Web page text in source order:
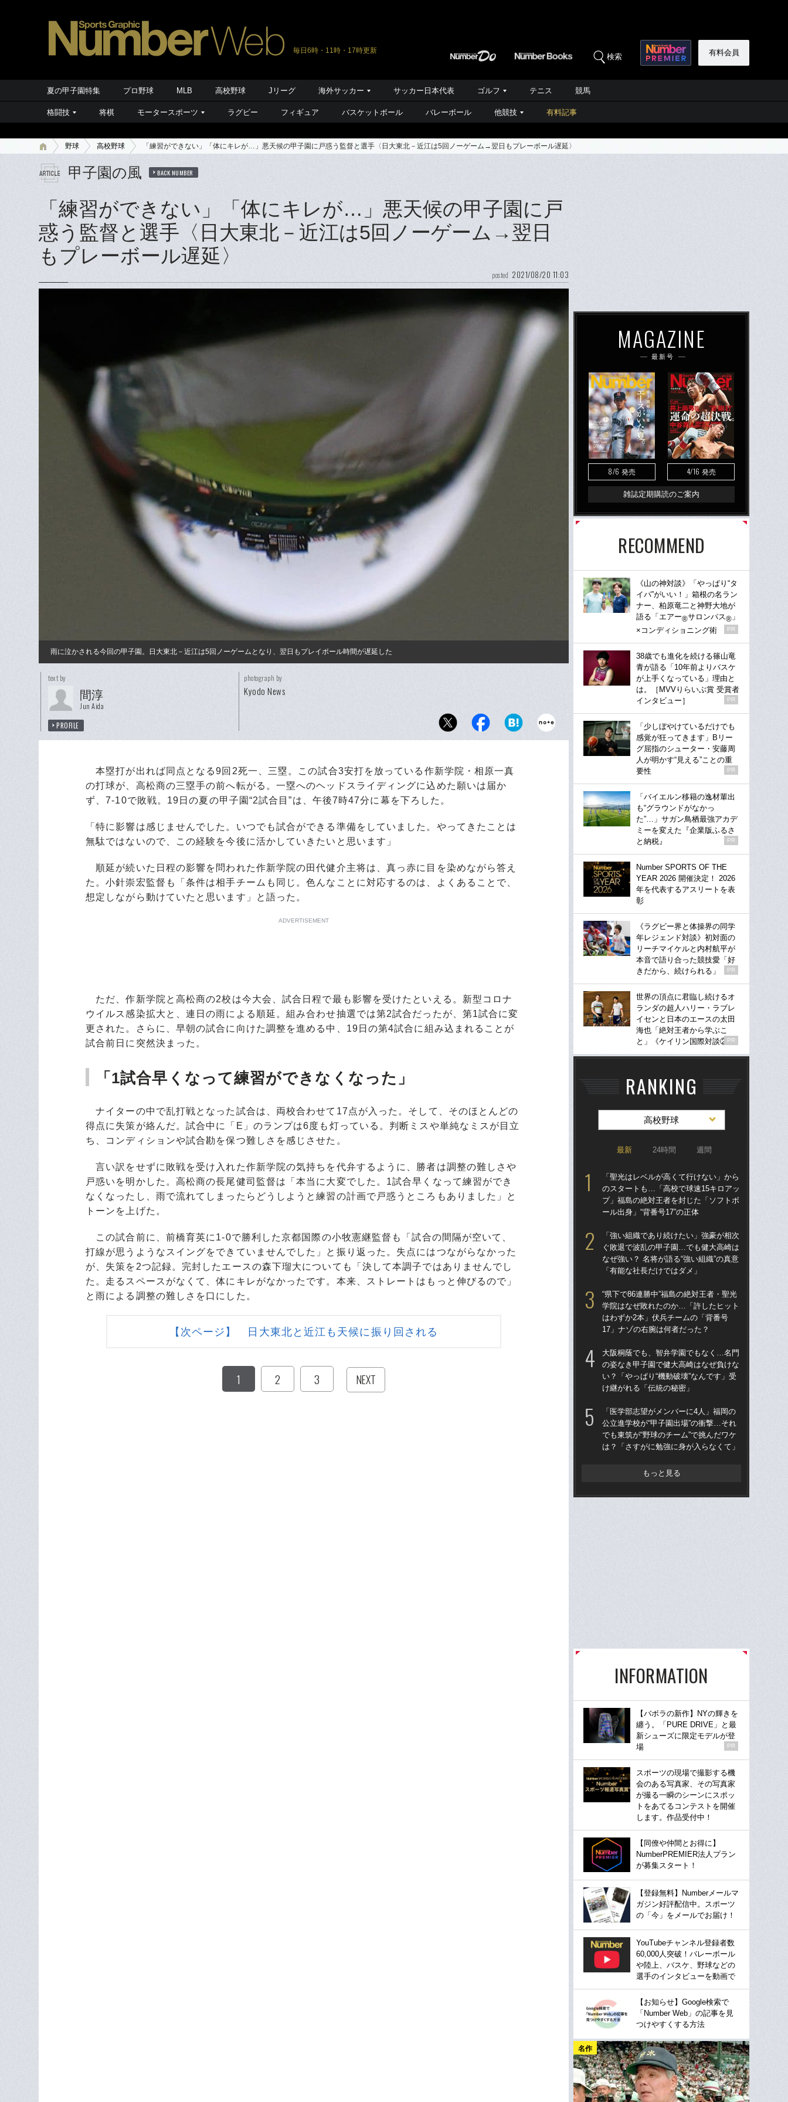
毎日6時・11時・17時更新
検索 有料会員
夏の甲子園特集 プロ野球 MLB 高校野球 Jリーグ 海外サッカー サッカー日本代表 ゴルフ テニス 競馬
格闘技 将棋 モータースポーツ ラグビー フィギュア バスケットボール バレーボール 他競技 有料記事
野球 高校野球 「練習ができない」「体にキレが…」悪天候の甲子園に戸惑う監督と選手〈日大東北－近江は5回ノーゲーム→翌日もプレーボール遅延〉
甲子園の風 BACK NUMBER
「練習ができない」「体にキレが…」悪天候の甲子園に戸
惑う監督と選手〈日大東北－近江は5回ノーゲーム→翌日
もプレーボール遅延〉
posted 2021/08/20 11:03
雨に泣かされる今回の甲子園。日大東北－近江は5回ノーゲームとなり、翌日もプレイボール時間が遅延した
text by
間淳
Jun Aida
PROFILE
photograph by
Kyodo News
本塁打が出れば同点となる9回2死一、三塁。この試合3安打を放っている作新学院・相原一真
の打球が、高松商の三塁手の前へ転がる。一塁へのヘッドスライディングに込めた願いは届か
ず、7-10で敗戦。19日の夏の甲子園“2試合目”は、午後7時47分に幕を下ろした。
「特に影響は感じませんでした。いつでも試合ができる準備をしていました。やってきたことは
無駄ではないので、この経験を今後に活かしていきたいと思います」
順延が続いた日程の影響を問われた作新学院の田代健介主将は、真っ赤に目を染めながら答え
た。小針崇宏監督も「条件は相手チームも同じ。色んなことに対応するのは、よくあることで、
想定しながら動けていたと思います」と語った。
ADVERTISEMENT
ただ、作新学院と高松商の2校は今大会、試合日程で最も影響を受けたといえる。新型コロナ
ウイルス感染拡大と、連日の雨による順延。組み合わせ抽選では第2試合だったが、第1試合に変
更された。さらに、早朝の試合に向けた調整を進める中、19日の第4試合に組み込まれることが
試合前日に突然決まった。
「1試合早くなって練習ができなくなった」
ナイターの中で乱打戦となった試合は、両校合わせて17点が入った。そして、そのほとんどの
得点に失策が絡んだ。試合中に「E」のランプは6度も灯っている。判断ミスや単純なミスが目立
ち、コンディションや試合勘を保つ難しさを感じさせた。
言い訳をせずに敗戦を受け入れた作新学院の気持ちを代弁するように、勝者は調整の難しさや
戸惑いを明かした。高松商の長尾健司監督は「本当に大変でした。1試合早くなって練習ができ
なくなったし、雨で流れてしまったらどうしようと練習の計画で戸惑うところもありました」と
トーンを上げた。
この試合前に、前橋育英に1-0で勝利した京都国際の小牧憲継監督も「試合の間隔が空いて、
打線が思うようなスイングをできていませんでした」と振り返った。失点にはつながらなかった
が、失策を2つ記録。完封したエースの森下瑠大についても「決して本調子ではありませんでし
た。走るスペースがなくて、体にキレがなかったです。本来、ストレートはもっと伸びるので」
と雨による調整の難しさを口にした。
【次ページ】 日大東北と近江も天候に振り回される
1 2 3 NEXT
MAGAZINE
最新号
8/6 発売 4/16 発売
雑誌定期購読のご案内
RECOMMEND
《山の神対談》「やっぱり“タ
イパ”がいい！」箱根の名ラン
ナー、柏原竜二と神野大地が
語る「エアー®サロンパス® 」
×コンディショニング術
PR
38歳でも進化を続ける篠山竜
青が語る「10年前よりバスケ
が上手くなっている」理由と
は。［MVVりらいぶ賞 受賞者
インタビュー］
PR
「少しぼやけているだけでも
感覚が狂ってきます」Bリー
グ屈指のシューター・安藤周
人が明かす“見える”ことの重
要性
PR
「バイエルン移籍の逸材輩出
も“グラウンドがなかっ
た”…」サガン鳥栖最強アカデ
ミーを変えた『企業版ふるさ
と納税』
PR
Number SPORTS OF THE
YEAR 2026 開催決定！ 2026
年を代表するアスリートを表
彰
《ラグビー界と体操界の同学
年レジェンド対談》初対面の
リーチマイケルと内村航平が
本音で語り合った競技愛「好
きだから、続けられる」
PR
世界の頂点に君臨し続けるオ
ランダの超人ハリー・ラブレ
イセンと日本のエースの太田
海也「絶対王者から学ぶこ
と」《ケイリン国際対談②》
PR
RANKING
高校野球
最新 24時間 週間
「聖光はレベルが高くて行けない」から
のスタートも…「高校で球速15キロアッ
プ」福島の絶対王者を封じた「ソフトボ
ール出身」“背番号17”の正体
「強い組織であり続けたい」強豪が相次
ぐ敗退で波乱の甲子園…でも健大高崎は
なぜ強い？ 名将が語る“強い組織”の真意
「有能な社長だけではダメ」
“県下で86連勝中”福島の絶対王者・聖光
学院はなぜ敗れたのか…「許したヒット
はわずか2本」伏兵チームの「背番号
17」ナゾの右腕は何者だった？
大阪桐蔭でも、智弁学園でもなく…名門
の姿なき甲子園で健大高崎はなぜ負けな
い？「やっぱり“機動破壊”なんです」受
け継がれる「伝統の秘密」
「医学部志望がメンバーに4人」福岡の
公立進学校が“甲子園出場”の衝撃…それ
でも東筑が“野球のチーム”で挑んだワケ
は？「さすがに勉強に身が入らなくて」
もっと見る
INFORMATION
【バボラの新作】NYの輝きを
纏う。「PURE DRIVE」と最
新シューズに限定モデルが登
場
PR
スポーツの現場で撮影する機
会のある写真家、その写真家
が撮る一瞬のシーンにスポッ
トをあてるコンテストを開催
します。作品受付中！
【同僚や仲間とお得に】
NumberPREMIER法人プラン
が募集スタート！
【登録無料】Numberメールマ
ガジン好評配信中。スポーツ
の「今」をメールでお届け！
YouTubeチャンネル登録者数
60,000人突破！バレーボール
や陸上、バスケ、野球などの
選手のインタビューを動画で
【お知らせ】Google検索で
「Number Web」の記事を見
つけやすくする方法
名作